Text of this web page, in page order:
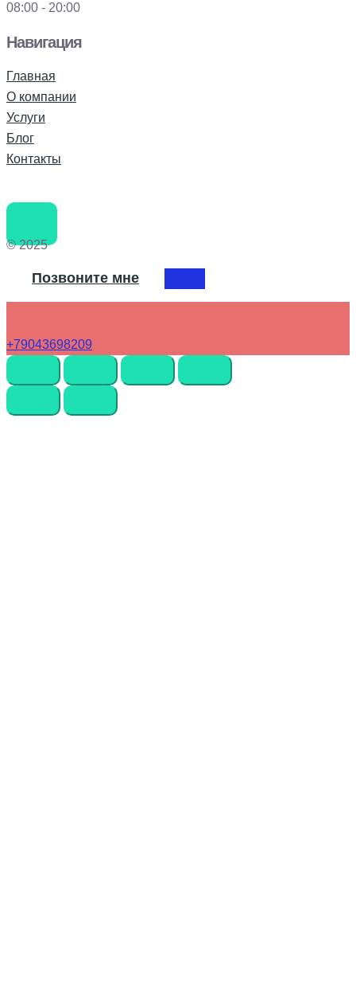
08:00 - 20:00
Навигация
Главная
О компании
Услуги
Блог
Контакты
© 2025
Позвоните мне
+79043698209